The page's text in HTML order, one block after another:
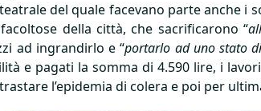
del quale facevano parte anche i
della città, che sacrificarono “
ad ingrandirlo e “portarlo ad uno stato
e pagati la somma di 4.590 lire, i
l’epidemia di colera e poi per